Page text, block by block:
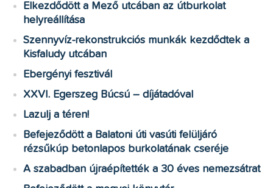
Elkezdődött a Mező utcában az útburkolat
helyreállítása
Szennyvíz-rekonstrukciós munkák kezdődtek a
Kisfaludy utcában
Ebergényi fesztivál
XXVI. Egerszeg Búcsú – díjátadóval
Lazulj a téren!
Befejeződött a Balatoni úti vasúti felüljáró
rézsűkúp betonlapos burkolatának cseréje
A szabadban újraépítették a 30 éves nemezsátrat